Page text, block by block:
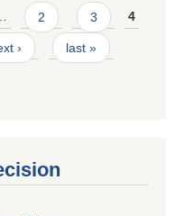
2 3 4
› last »